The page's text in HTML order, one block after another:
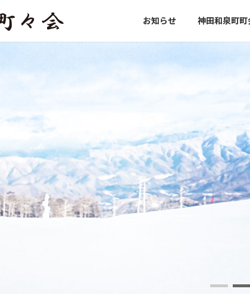
お知らせ 神田和泉町町